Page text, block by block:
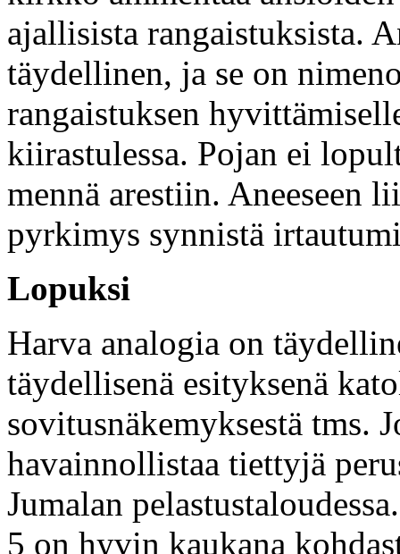
ajallisista rangaistuksista.
täydellinen, ja se on
rangaistuksen
kiirastulessa. Pojan ei
mennä arestiin. Aneeseen
pyrkimys synnistä
Lopuksi
Harva analogia on
täydellisenä esityksenä
sovitusnäkemyksestä tms.
havainnollistaa tiettyjä
Jumalan
5 on hyvin kaukana